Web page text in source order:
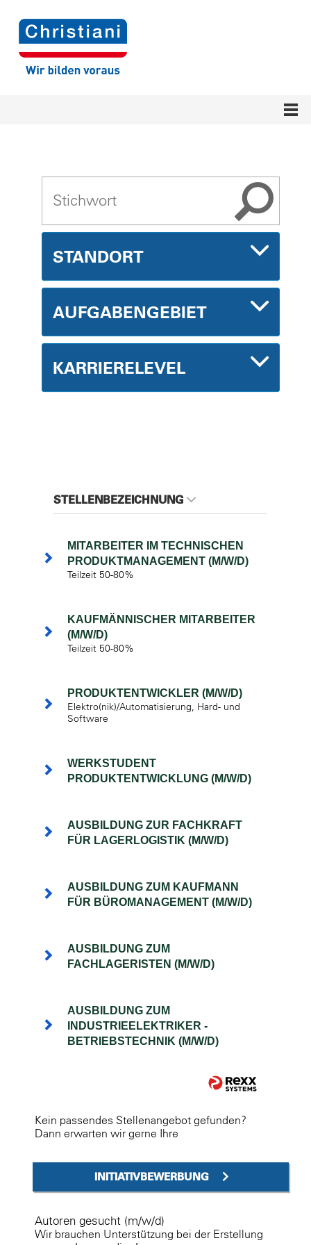
STANDORT
AUFGABENGEBIET
KARRIERELEVEL
STELLENBEZEICHNUNG
MITARBEITER IM TECHNISCHEN
PRODUKTMANAGEMENT (M/W/D)
Teilzeit 50-80%
KAUFMÄNNISCHER MITARBEITER
(M/W/D)
Teilzeit 50-80%
PRODUKTENTWICKLER (M/W/D)
Elektro(nik)/Automatisierung, Hard- und
Software
WERKSTUDENT
PRODUKTENTWICKLUNG (M/W/D)
AUSBILDUNG ZUR FACHKRAFT
FÜR LAGERLOGISTIK (M/W/D)
AUSBILDUNG ZUM KAUFMANN
FÜR BÜROMANAGEMENT (M/W/D)
AUSBILDUNG ZUM
FACHLAGERISTEN (M/W/D)
AUSBILDUNG ZUM
INDUSTRIEELEKTRIKER -
BETRIEBSTECHNIK (M/W/D)
Kein passendes Stellenangebot gefunden?
Dann erwarten wir gerne Ihre
INITIATIVBEWERBUNG
Autoren gesucht (m/w/d)
Wir brauchen Unterstützung bei der Erstellung